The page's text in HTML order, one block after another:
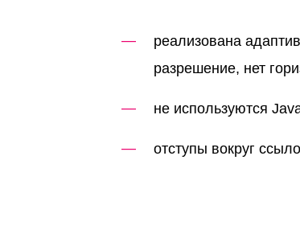
реализована
разрешение, нет
не используются
отступы вокруг